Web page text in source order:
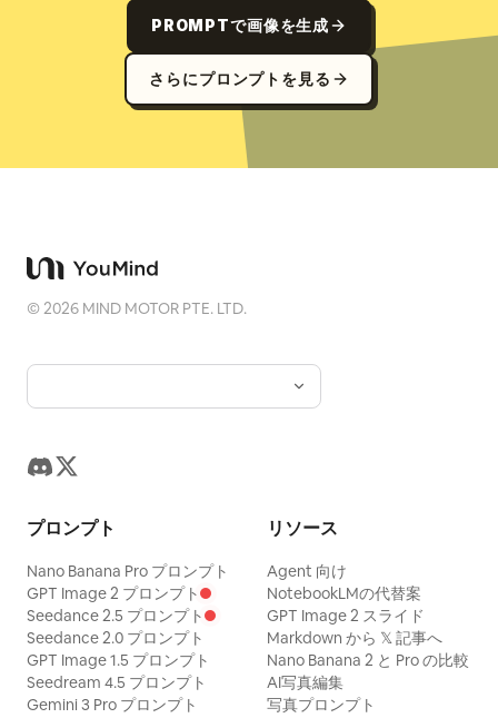
PROMPTで画像を生成
さらにプロンプトを見る
©2026 MIND MOTOR PTE. LTD.
プロンプト
Nano Banana Pro プロンプト
GPT Image 2 プロンプト
Seedance 2.5 プロンプト
Seedance 2.0 プロンプト
GPT Image 1.5 プロンプト
Seedream 4.5 プロンプト
Gemini 3 Pro プロンプト
リソース
Agent 向け
NotebookLMの代替案
GPT Image 2 スライド
Markdown から 𝕏 記事へ
Nano Banana 2 と Pro の比較
AI写真編集
写真プロンプト